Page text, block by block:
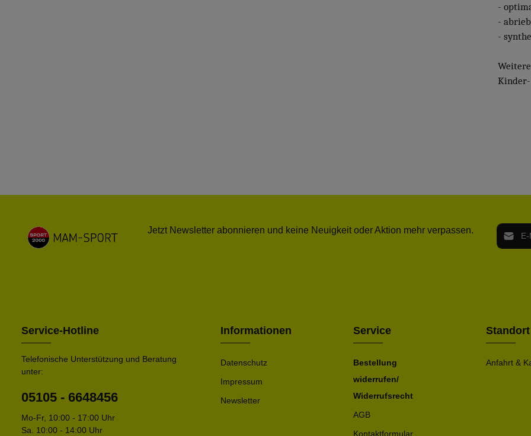
-
-
-
Kinder-
Jetzt Newsletter abonnieren und keine Neuigkeit oder Aktion mehr verpassen. E-Mail-
Service-Hotline
Telefonische Unterstützung und Beratung
unter:
05105 - 6648456
Mo-Fr, 10:00 - 17:00 Uhr
Sa. 10:00 - 14:00 Uhr
Informationen
Datenschutz
Impressum
Newsletter
Service
Bestellung
widerrufen/
Widerrufsrecht
AGB
Kontaktformular
Standort
Anfahrt &